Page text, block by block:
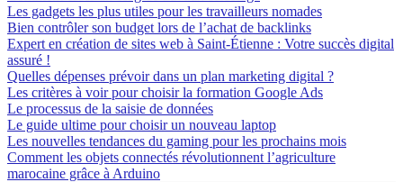
Les gadgets les plus utiles pour les travailleurs nomades
Bien contrôler son budget lors de l’achat de backlinks
Expert en création de sites web à Saint-Étienne : Votre succès digital
assuré !
Quelles dépenses prévoir dans un plan marketing digital ?
Les critères à voir pour choisir la formation Google Ads
Le processus de la saisie de données
Le guide ultime pour choisir un nouveau laptop
Les nouvelles tendances du gaming pour les prochains mois
Comment les objets connectés révolutionnent l’agriculture
marocaine grâce à Arduino